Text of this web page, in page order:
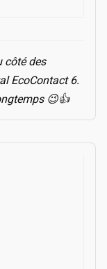
côté des
EcoContact 6.
😉👍